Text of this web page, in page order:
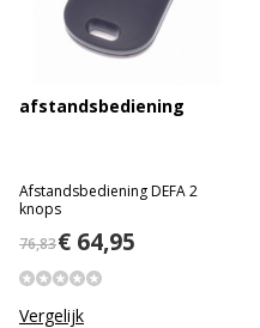
afstandsbediening
Afstandsbediening DEFA 2
knops
76,83€ 64,95
Vergelijk